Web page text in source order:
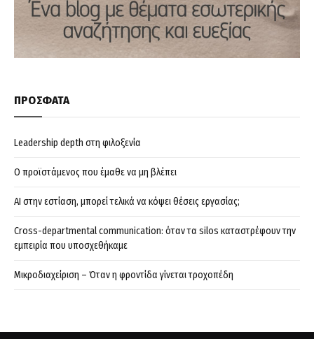
ΠΡΟΣΦΑΤΑ
Leadership depth στη φιλοξενία
Ο προϊστάμενος που έμαθε να μη βλέπει
AI στην εστίαση, μπορεί τελικά να κόψει θέσεις εργασίας;
Cross-departmental communication: όταν τα silos καταστρέφουν την
εμπειρία που υποσχεθήκαμε
Μικροδιαχείριση – Όταν η φροντίδα γίνεται τροχοπέδη